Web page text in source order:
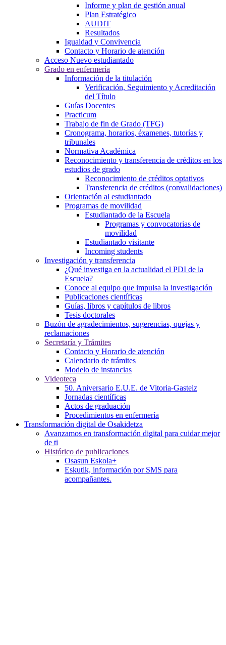
Informe y plan de gestión anual
Plan Estratégico
AUDIT
Resultados
Igualdad y Convivencia
Contacto y Horario de atención
Acceso Nuevo estudiantado
Grado en enfermería
Información de la titulación
Verificación, Seguimiento y Acreditación
del Título
Guías Docentes
Practicum
Trabajo de fin de Grado (TFG)
Cronograma, horarios, éxamenes, tutorías y
tribunales
Normativa Académica
Reconocimiento y transferencia de créditos en los
estudios de grado
Reconocimiento de créditos optativos
Transferencia de créditos (convalidaciones)
Orientación al estudiantado
Programas de movilidad
Estudiantado de la Escuela
Programas y convocatorias de
movilidad
Estudiantado visitante
Incoming students
Investigación y transferencia
¿Qué investiga en la actualidad el PDI de la
Escuela?
Conoce al equipo que impulsa la investigación
Publicaciones científicas
Guías, libros y capítulos de libros
Tesis doctorales
Buzón de agradecimientos, sugerencias, quejas y
reclamaciones
Secretaría y Trámites
Contacto y Horario de atención
Calendario de trámites
Modelo de instancias
Videoteca
50. Aniversario E.U.E. de Vitoria-Gasteiz
Jornadas científicas
Actos de graduación
Procedimientos en enfermería
Transformación digital de Osakidetza
Avanzamos en transformación digital para cuidar mejor
de ti
Histórico de publicaciones
Osasun Eskola+
Eskutik, información por SMS para
acompañantes.